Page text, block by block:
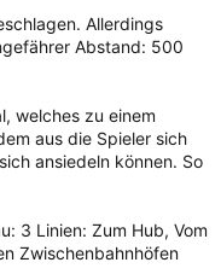
Allerdings
Abstand: 500
welches zu einem
aus die Spieler sich
ansiedeln können. So
3 Linien: Zum Hub, Vom
Zwischenbahnhöfen